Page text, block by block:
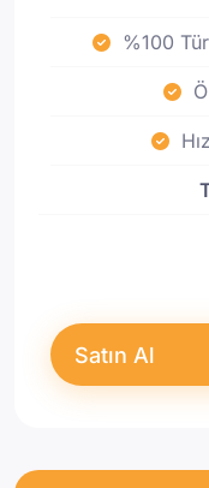
%100
Satın Al